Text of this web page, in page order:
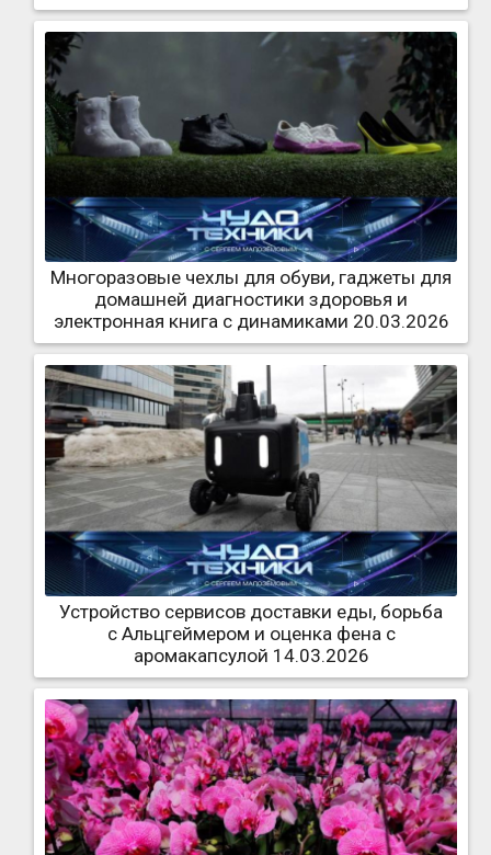
Многоразовые чехлы для обуви, гаджеты для
домашней диагностики здоровья и
электронная книга с динамиками 20.03.2026
Устройство сервисов доставки еды, борьба
с Альцгеймером и оценка фена с
аромакапсулой 14.03.2026